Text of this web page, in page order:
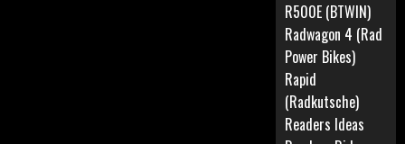
R500E (BTWIN)
Radwagon 4 (Rad
Power Bikes)
Rapid
(Radkutsche)
Readers Ideas